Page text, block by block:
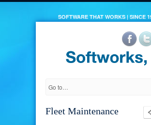
SOFTWARE THAT WORKS | SINCE
Fleet Maintenance